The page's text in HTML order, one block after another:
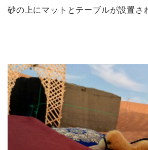
砂の上にマットとテーブルが設置さ